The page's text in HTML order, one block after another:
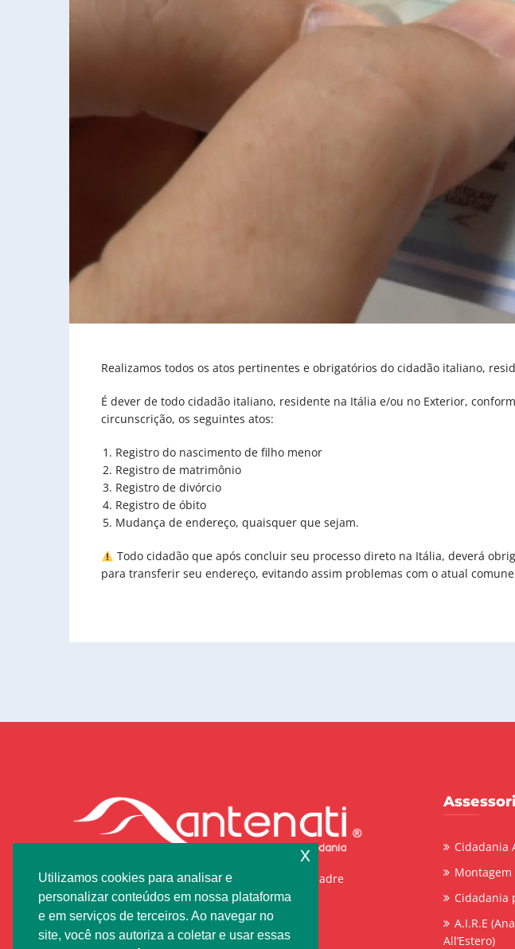
Realizamos todos os atos pertinentes e obrigatórios do cidadão italiano,
É dever de todo cidadão italiano, residente na Itália e/ou no Exterior,
circunscrição, os seguintes atos:
Registro do nascimento de filho menor
Registro de matrimônio
Registro de divórcio
Registro de óbito
Mudança de endereço, quaisquer que sejam.
Todo cidadão que após concluir seu processo direto na Itália, deverá
para transferir seu endereço, evitando assim problemas com o atual
“È cittadino per nascita: il figlio di padre o di madre
cittadini”
Fale conosco
Cidadania
Montagem
Cidadania
A.I.R.E
All’Estero)
Utilizamos cookies para analisar e
personalizar conteúdos em nossa plataforma
e em serviços de terceiros. Ao navegar no
site, você nos autoriza a coletar e usar essas
x